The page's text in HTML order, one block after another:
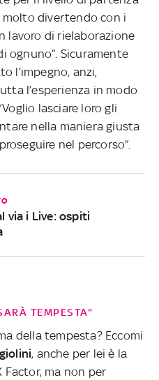
molto divertendo con i
lavoro di rielaborazione
ognuno”. Sicuramente
l’impegno, anzi,
l’esperienza in modo
lasciare loro gli
nella maniera giusta
nel percorso”.
via i Live: ospiti
TEMPESTA"
della tempesta? Eccomi
, anche per lei è la
Factor, ma non per